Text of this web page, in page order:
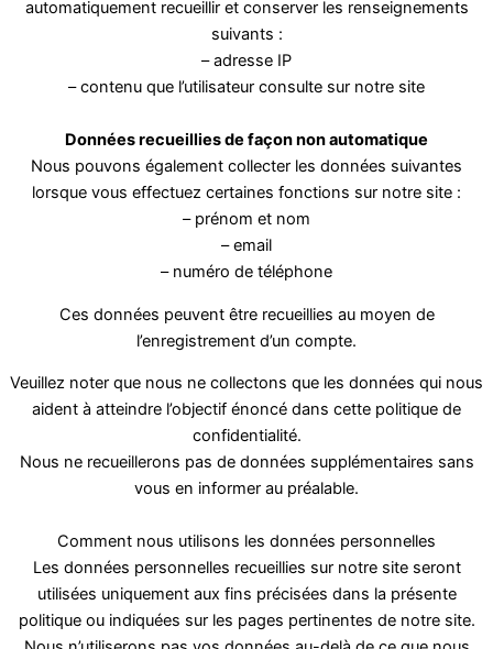
automatiquement recueillir et conserver les renseignements
suivants :
– adresse IP
– contenu que l’utilisateur consulte sur notre site
Données recueillies de façon non automatique
Nous pouvons également collecter les données suivantes
lorsque vous effectuez certaines fonctions sur notre site :
– prénom et nom
– email
– numéro de téléphone
Ces données peuvent être recueillies au moyen de
l’enregistrement d’un compte.
Veuillez noter que nous ne collectons que les données qui nous
aident à atteindre l’objectif énoncé dans cette politique de
confidentialité.
Nous ne recueillerons pas de données supplémentaires sans
vous en informer au préalable.
Comment nous utilisons les données personnelles
Les données personnelles recueillies sur notre site seront
utilisées uniquement aux fins précisées dans la présente
politique ou indiquées sur les pages pertinentes de notre site.